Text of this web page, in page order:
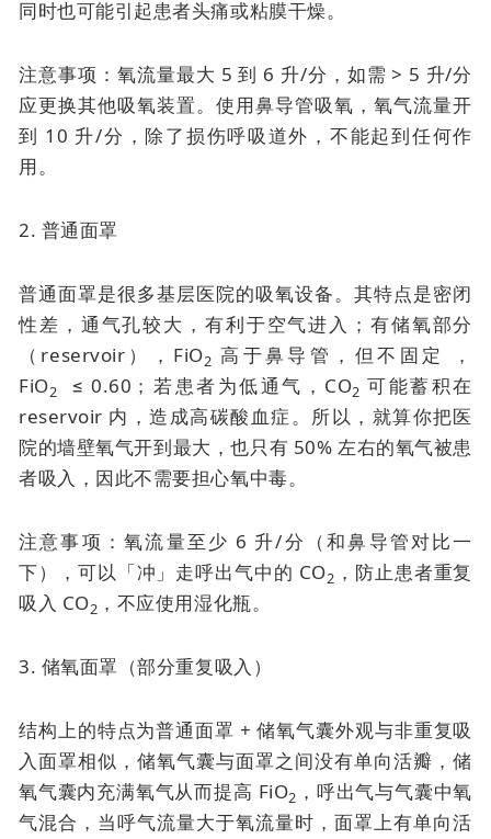
同时也可能引起患者头痛或粘膜干燥。
注意事项：氧流量最大 5 到 6 升/分，如需 > 5 升/分
应更换其他吸氧装置。使用鼻导管吸氧，氧气流量开
到 10 升/分，除了损伤呼吸道外，不能起到任何作
用。
2. 普通面罩
普通面罩是很多基层医院的吸氧设备。其特点是密闭
性差，通气孔较大，有利于空气进入；有储氧部分
（reservoir），FiO2 高于鼻导管，但不固定 ，
FiO2 ≤ 0.60；若患者为低通气，CO2 可能蓄积在
reservoir 内，造成高碳酸血症。所以，就算你把医
院的墙壁氧气开到最大，也只有 50% 左右的氧气被患
者吸入，因此不需要担心氧中毒。
注意事项：氧流量至少 6 升/分（和鼻导管对比一
下），可以「冲」走呼出气中的 CO2 ，防止患者重复
吸入 CO2 ，不应使用湿化瓶。
3. 储氧面罩（部分重复吸入）
结构上的特点为普通面罩 + 储氧气囊外观与非重复吸
入面罩相似，储氧气囊与面罩之间没有单向活瓣，储
氧气囊内充满氧气从而提高 FiO2 ，呼出气与气囊中氧
气混合，当呼气流量大于氧流量时，面罩上有单向活